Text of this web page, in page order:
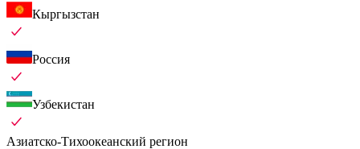
Кыргызстан
Россия
Узбекистан
Азиатско-Тихоокеанский регион